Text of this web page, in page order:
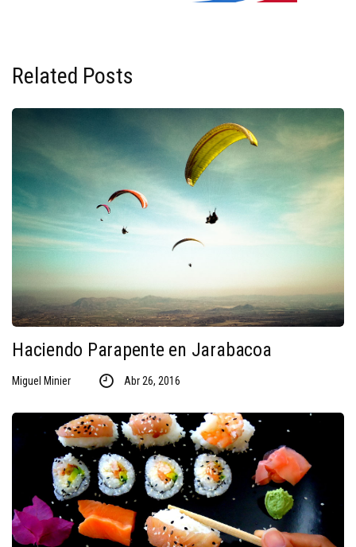
Related Posts
Haciendo Parapente en Jarabacoa
Miguel Minier Abr 26, 2016